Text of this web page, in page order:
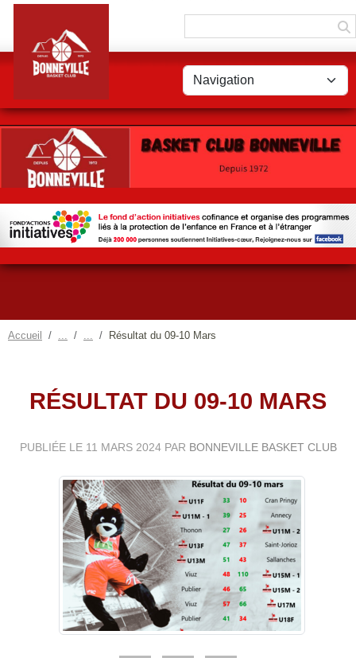
Accueil Résultat du 09-10 Mars
RÉSULTAT DU 09-10 MARS
PUBLIÉE LE 11 MARS 2024PAR BONNEVILLE BASKET CLUB